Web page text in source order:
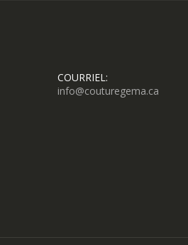
COURRIEL:
info@couturegema.ca